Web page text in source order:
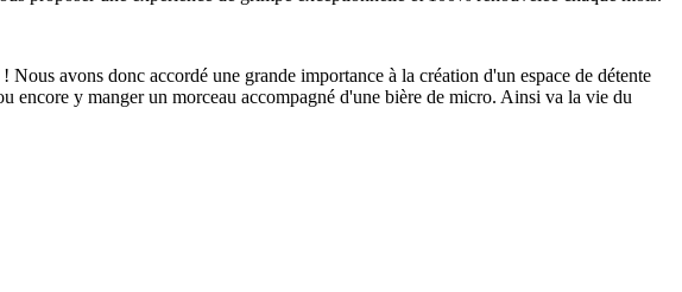
avons donc accordé une grande importance à la création d'un espace de détente
encore y manger un morceau accompagné d'une bière de micro. Ainsi va la vie du